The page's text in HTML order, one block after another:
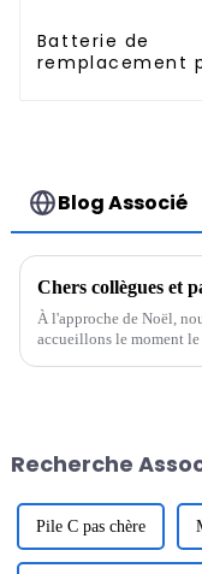
Batterie de
remplacement
Blog Associé
À l'approche de Noël,
accueillons le moment le
tous...
Recherche
Pile C pas chère